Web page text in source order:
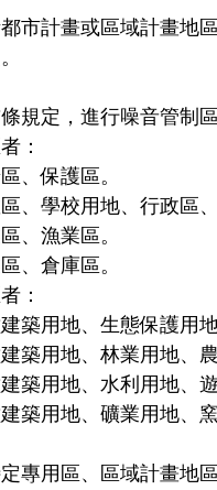
市計畫或區域計畫地
規定，進行噪音管制
：
、保護區。
、學校用地、行政區
、漁業區。
、倉庫區。
：
築用地、生態保護用
築用地、林業用地、農
築用地、水利用地、遊
築用地、礦業用地、
專用區、區域計畫地